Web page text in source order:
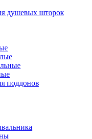
душевых шторок
поддонов